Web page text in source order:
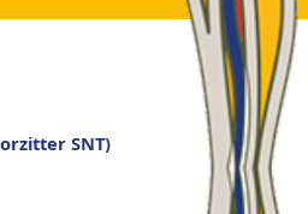
SNT)